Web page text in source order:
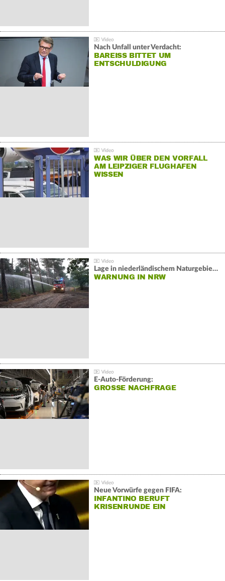
Nach Unfall unter Verdacht:
BAREISS BITTET UM E
NTSCHULDIGUNG
WAS WIR ÜBER DEN VORFALL
AM LEIPZIGER FLUGHAFEN
WISSEN
Lage in niederländischem Naturgebiet stabil
WARNUNG IN NRW
E-Auto-Förderung:
GROSSE NACHFRAGE
Neue Vorwürfe gegen FIFA:
INFANTINO BERUFT
KRISENRUNDE EIN